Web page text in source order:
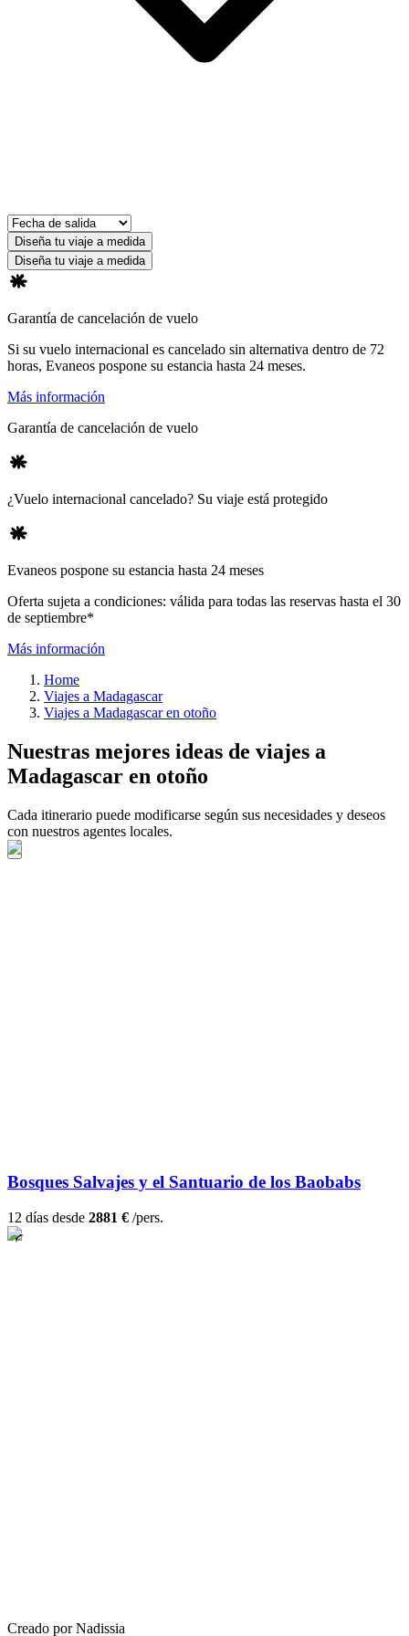
Diseña tu viaje a medida
Diseña tu viaje a medida
Garantía de cancelación de vuelo
Si su vuelo internacional es cancelado sin alternativa dentro de 72
horas, Evaneos pospone su estancia hasta 24 meses.
Más información
Garantía de cancelación de vuelo
¿Vuelo internacional cancelado? Su viaje está protegido
Evaneos pospone su estancia hasta 24 meses
Oferta sujeta a condiciones: válida para todas las reservas hasta el 30
de septiembre*
Más información
Home
Viajes a Madagascar
Viajes a Madagascar en otoño
Nuestras mejores ideas de viajes a
Madagascar en otoño
Cada itinerario puede modificarse según sus necesidades y deseos
con nuestros agentes locales.
Bosques Salvajes y el Santuario de los Baobabs
12 días desde 2881 € /pers.
Creado por Nadissia